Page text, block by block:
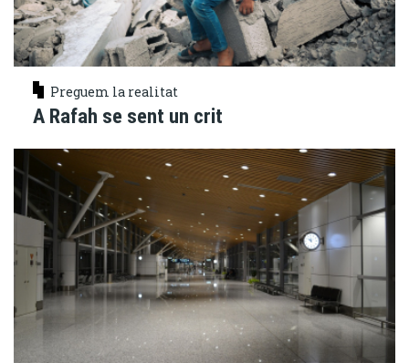
Preguem la realitat
A Rafah se sent un crit